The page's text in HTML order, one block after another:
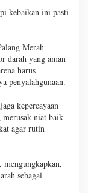
kebaikan ini pasti
Merah
darah yang aman
harus
penyalahgunaan.
kepercayaan
merusak niat baik
agar rutin
sebagai